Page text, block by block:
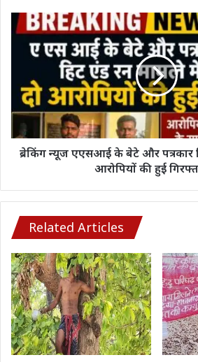
पहल,
वार्डों
वित्त
योजना
अंतर्गत
पंप
...*
ब्रेकिंग
न्यूज
एएसआई
और
पत्रकार
एंड
की
हुई
गिरफ्तारी...
ब्रेकिंग न्यूज एएसआई के बेटे और पत्रकार
आरोपियों की हुई
Related Articles